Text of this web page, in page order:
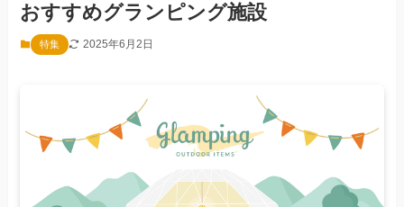
おすすめグランピング施設
特集 2025年6月2日